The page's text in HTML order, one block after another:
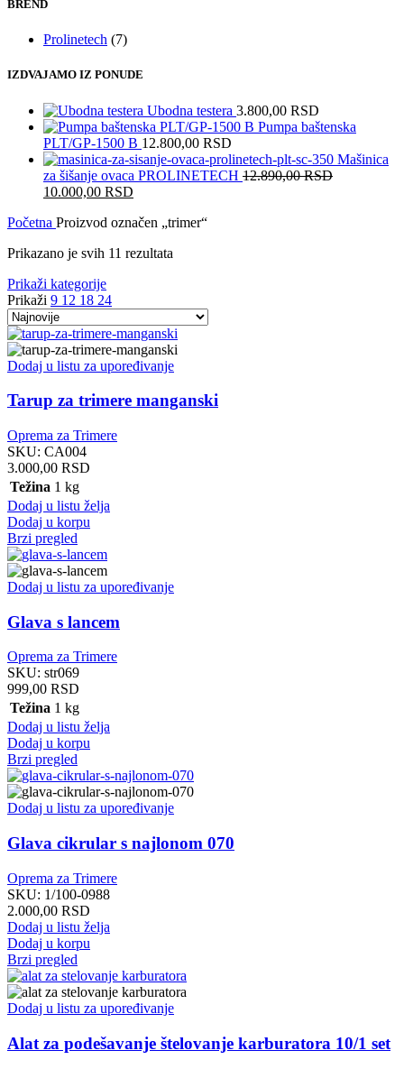
BREND
Prolinetech (7)
IZDVAJAMO IZ PONUDE
Ubodna testera 3.800,00 RSD
Pumpa baštenska
PLT/GP-1500 B 12.800,00 RSD
Mašinica
za šišanje ovaca PROLINETECH 12.890,00RSD
Originalna
je
12.890,00 RSD.
10.000,00 RSD
je:
Početna Proizvod označen „trimer“
Prikazano je svih 11 rezultata
Prikaži kategorije
Prikaži 9 12 18 24
Dodaj u listu za upoređivanje
Tarup za trimere manganski
Oprema za Trimere
SKU: CA004
3.000,00 RSD
Težina 1 kg
Dodaj u listu želja
Dodaj u korpu
Brzi pregled
Dodaj u listu za upoređivanje
Glava s lancem
Oprema za Trimere
SKU: str069
999,00 RSD
Težina 1 kg
Dodaj u listu želja
Dodaj u korpu
Brzi pregled
Dodaj u listu za upoređivanje
Glava cikrular s najlonom 070
Oprema za Trimere
SKU: 1/100-0988
2.000,00 RSD
Dodaj u listu želja
Dodaj u korpu
Brzi pregled
Dodaj u listu za upoređivanje
Alat za podešavanje štelovanje karburatora 10/1 set